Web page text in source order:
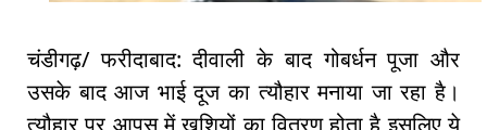
चंडीगढ़/ फरीदाबाद: दीवाली के बाद गोबर्धन पूजा और
उसके बाद आज भाई दूज का त्यौहार मनाया जा रहा है।